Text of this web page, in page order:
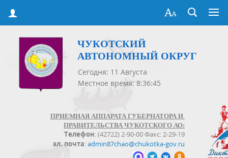
ЧУКОТСКИЙ
АВТОНОМНЫЙ ОКРУГ
Сегодня: 11 Августа
Местное время: 8:36:45
ПРИЕМНАЯ АППАРАТА ГУБЕРНАТОРА И
ПРАВИТЕЛЬСТВА ЧУКОТСКОГО АО:
Телефон: (42722) 2-90-00 Факс: 2-29-19
эл. почта:admin87chao@chukotka-gov.ru